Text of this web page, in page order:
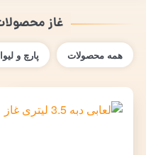
غاز
همه محصولات پارچ و